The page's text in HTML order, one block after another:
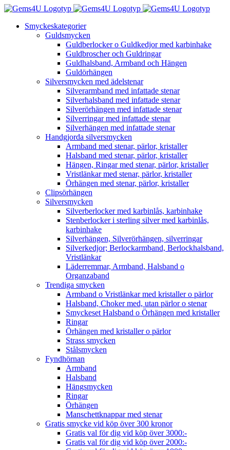
Fortsätt
innehålletSmyckeskategorier
Guldsmycken
Guldberlocker o Guldkedjor med karbinhake
Guldbroscher och Guldringar
Guldhalsband, Armband och Hängen
Guldörhängen
Silversmycken med ädelstenar
Silverarmband med infattade stenar
Silverhalsband med infattade stenar
Silverörhängen med infattade stenar
Silverringar med infattade stenar
Silverhängen med infattade stenar
Handgjorda silversmycken
Armband med stenar, pärlor, kristaller
Halsband med stenar, pärlor, kristaller
Hängen, Ringar med stenar, pärlor, kristaller
Vristlänkar med stenar, pärlor, kristaller
Örhängen med stenar, pärlor, kristaller
Clipsörhängen
Silversmycken
Silverberlocker med karbinlås, karbinhake
Stenberlocker i sterling silver med karbinlås,
karbinhake
Silverhängen, Silverörhängen, silverringar
Silverkedjor; Berlockarmband, Berlockhalsband,
Vristlänkar
Läderremmar, Armband, Halsband o
Organzaband
Trendiga smycken
Armband o Vristlänkar med kristaller o pärlor
Halsband, Choker med, utan pärlor o stenar
Smyckeset Halsband o Örhängen med kristaller
Ringar
Örhängen med kristaller o pärlor
Strass smycken
Stålsmycken
Fyndhörnan
Armband
Halsband
Hängsmycken
Ringar
Örhängen
Manschettknappar med stenar
Gratis smycke vid köp över 300 kronor
Gratis val för dig vid köp över 3000:-
Gratis val för dig vid köp över 2000:-